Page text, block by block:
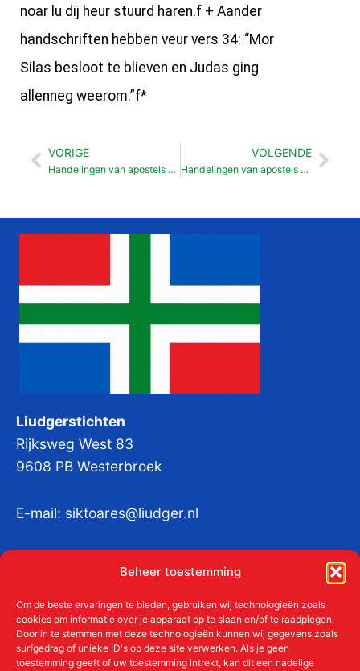
Beheer toestemming
Om de beste ervaringen te bieden, gebruiken wij technologieën zoals
cookies om informatie over je apparaat op te slaan en/of te raadplegen.
Door in te stemmen met deze technologieën kunnen wij gegevens zoals
surfgedrag of unieke ID's op deze site verwerken. Als je geen
toestemming geeft of uw toestemming intrekt, kan dit een nadelige
noar lu dij heur stuurd haren.f + Aander
handschriften hebben veur vers 34: “Mor
Silas besloot te blieven en Judas ging
allenneg weerom.”f*
Vorige
VORIGE
Handelingen van apostels Weerom noar Antiochie (14:20-28)
VOLGENDE
Handelingen van apostels Paulus en Bárnabas oet nkander (15:35-40)
Liudgerstichten
Rijksweg West 83
9608 PB Westerbroek
E-mail: siktoares@liudger.nl
KvKnr:41011712